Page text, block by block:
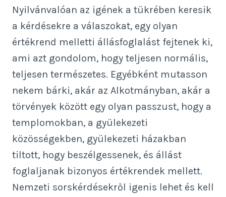
Nyilvánvalóan az igének a tükrében keresik
a kérdésekre a válaszokat, egy olyan
értékrend melletti állásfoglalást fejtenek ki,
ami azt gondolom, hogy teljesen normális,
teljesen természetes. Egyébként mutasson
nekem bárki, akár az Alkotmányban, akár a
törvények között egy olyan passzust, hogy a
templomokban, a gyülekezeti
közösségekben, gyülekezeti házakban
tiltott, hogy beszélgessenek, és állást
foglaljanak bizonyos értékrendek mellett.
Nemzeti sorskérdésekről igenis lehet és kell